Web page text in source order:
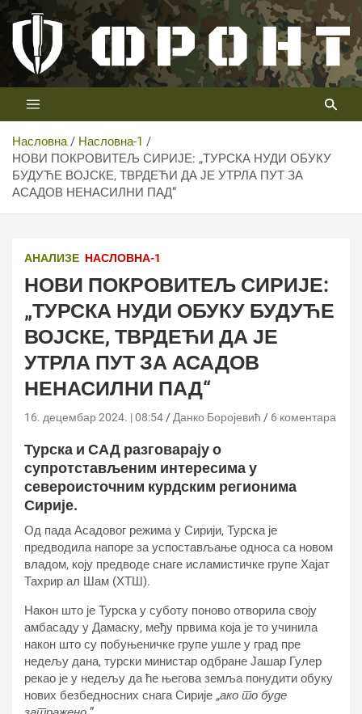
Скип
цонтент
Телевизија ФРОНТ
Први војни канал у Србији
Насловна
Насловна-1
НОВИ ПОКРОВИТЕЉ СИРИЈЕ: „ТУРСКА НУДИ ОБУКУ
БУДУЋЕ ВОЈСКЕ, ТВРДЕЋИ ДА ЈЕ УТРЛА ПУТ ЗА
АСАДОВ НЕНАСИЛНИ ПАД“
АНАЛИЗЕ НАСЛОВНА-1
НОВИ ПОКРОВИТЕЉ СИРИЈЕ:
„ТУРСКА НУДИ ОБУКУ БУДУЋЕ
ВОЈСКЕ, ТВРДЕЋИ ДА ЈЕ
УТРЛА ПУТ ЗА АСАДОВ
НЕНАСИЛНИ ПАД“
16. децембар 2024. | 08:54 Данко Боројевић 6 коментара
Турска и САД разговарају о
супротстављеним интересима у
североисточним курдским регионима
Сирије.
Од пада Асадовог режима у Сирији, Турска је
предводила напоре за успостављање односа са новом
владом, коју предводе снаге исламистичке групе Хајат
Тахрир ал Шам (ХТШ).
Након што је Турска у суботу поново отворила своју
амбасаду у Дамаску, међу првима која је то учинила
након што су побуњеничке групе ушле у град пре
недељу дана, турски министар одбране Јашар Гулер
рекао је у недељу да ће његова земља понудити обуку
нових безбедносних снага Сирије „ако то буде